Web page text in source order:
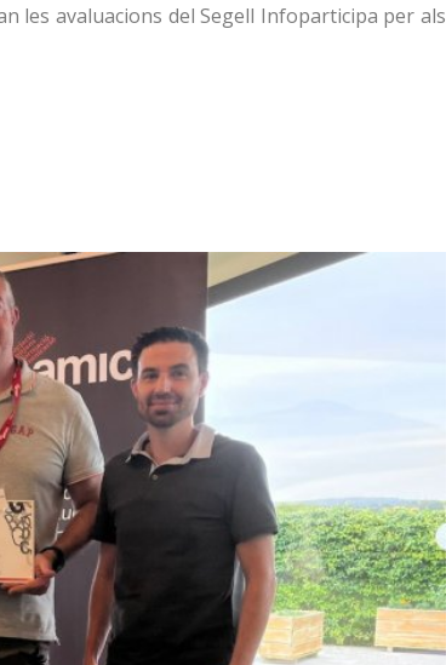
les avaluacions del Segell Infoparticipa per als